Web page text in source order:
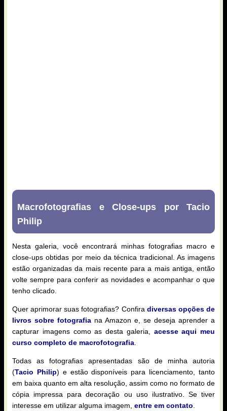
Macrofotografias e Close-ups por Tacio
Philip
Nesta galeria, você encontrará minhas fotografias macro e
close-ups obtidas por meio da técnica tradicional. As imagens
estão organizadas da mais recente para a mais antiga, então
volte sempre para conferir as novidades e acompanhar o que
tenho clicado.
Quer aprimorar suas fotografias? Confira diversas opções de
livros sobre fotografia na Amazon e, se deseja aprender a
capturar imagens como as desta galeria, acesse aqui meu
curso completo de macrofotografia
Todas as fotografias apresentadas são de minha autoria
(Tacio Philip) e estão disponíveis para licenciamento, tanto
em baixa quanto em alta resolução, assim como no formato de
cópia impressa para decoração ou uso ilustrativo. Se tiver
interesse em utilizar alguma imagem, entre em contato